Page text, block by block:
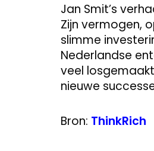
Jan Smit’s
Zijn vermogen,
slimme
Nederlandse
veel
nieuwe
Bron: ThinkRich